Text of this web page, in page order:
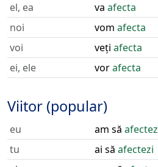
el, ea
va afecta
noi
vom afecta
voi
veți afecta
ei, ele
vorafecta
Viitor (popular)
eu am să afectez
tu
ai să afectezi